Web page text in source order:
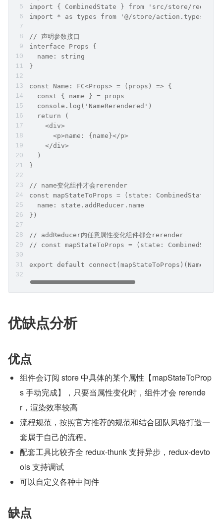
import { CombinedState } from 'src/store/
import * as types from '@/store/action.types'
// 声明参数接口
interface Props {
  name: string
}
const Name: FC<Props> = (props) => {
  const { name } = props
  console.log('NameRerendered')
  return (
    <div>
      <p>name: {name}</p>
    </div>
  )
}
// name变化组件才会rerender
const mapStateToProps = (state: CombinedState)
  name: state.addReducer.name
})
// addReducer内任意属性变化组件都会rerender
// const mapStateToProps = (state:
export default connect(mapStateToProps)(Name)
优缺点分析
优点
组件会订阅 store 中具体的某个属性【mapStateToProp
s 手动完成】，只要当属性变化时，组件才会 rerende
r，渲染效率较高
流程规范，按照官方推荐的规范和结合团队风格打造一
套属于自己的流程。
配套工具比较齐全 redux-thunk 支持异步，redux-devto
ols 支持调试
可以自定义各种中间件
缺点